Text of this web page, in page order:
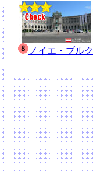
ノイエ・ブルク